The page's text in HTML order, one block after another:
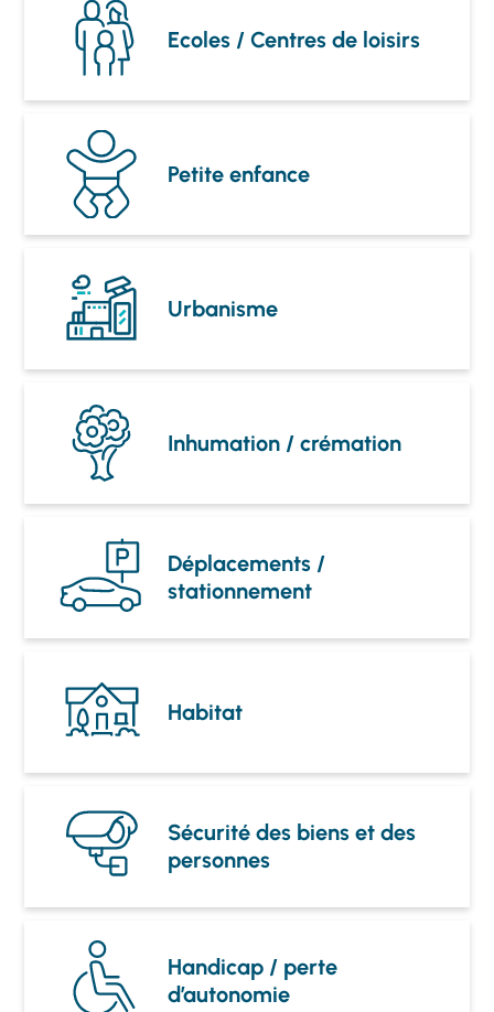
Ecoles / Centres de loisirs
Petite enfance
Urbanisme
Inhumation / crémation
Déplacements /
stationnement
Habitat
Sécurité des biens et des
personnes
Handicap / perte
d’autonomie